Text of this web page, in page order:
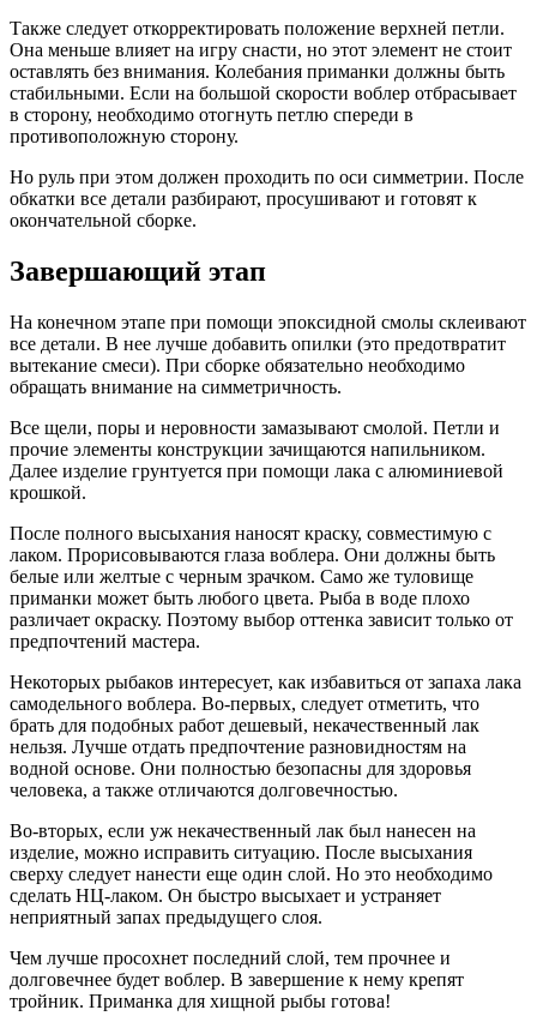
Также следует откорректировать положение верхней петли.
Она меньше влияет на игру снасти, но этот элемент не стоит
оставлять без внимания. Колебания приманки должны быть
стабильными. Если на большой скорости воблер отбрасывает
в сторону, необходимо отогнуть петлю спереди в
противоположную сторону.
Но руль при этом должен проходить по оси симметрии. После
обкатки все детали разбирают, просушивают и готовят к
окончательной сборке.
Завершающий этап
На конечном этапе при помощи эпоксидной смолы склеивают
все детали. В нее лучше добавить опилки (это предотвратит
вытекание смеси). При сборке обязательно необходимо
обращать внимание на симметричность.
Все щели, поры и неровности замазывают смолой. Петли и
прочие элементы конструкции зачищаются напильником.
Далее изделие грунтуется при помощи лака с алюминиевой
крошкой.
После полного высыхания наносят краску, совместимую с
лаком. Прорисовываются глаза воблера. Они должны быть
белые или желтые с черным зрачком. Само же туловище
приманки может быть любого цвета. Рыба в воде плохо
различает окраску. Поэтому выбор оттенка зависит только от
предпочтений мастера.
Некоторых рыбаков интересует, как избавиться от запаха лака
самодельного воблера. Во-первых, следует отметить, что
брать для подобных работ дешевый, некачественный лак
нельзя. Лучше отдать предпочтение разновидностям на
водной основе. Они полностью безопасны для здоровья
человека, а также отличаются долговечностью.
Во-вторых, если уж некачественный лак был нанесен на
изделие, можно исправить ситуацию. После высыхания
сверху следует нанести еще один слой. Но это необходимо
сделать НЦ-лаком. Он быстро высыхает и устраняет
неприятный запах предыдущего слоя.
Чем лучше просохнет последний слой, тем прочнее и
долговечнее будет воблер. В завершение к нему крепят
тройник. Приманка для хищной рыбы готова!